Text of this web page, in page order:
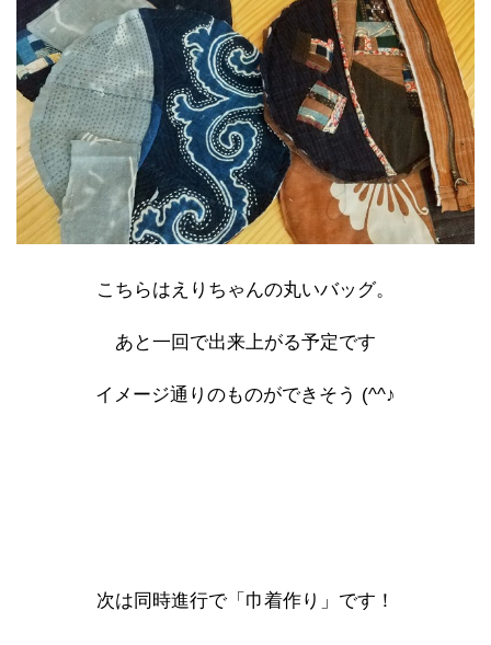
こちらはえりちゃんの丸いバッグ。
あと一回で出来上がる予定です
イメージ通りのものができそう (^^♪
次は同時進行で「巾着作り」です！